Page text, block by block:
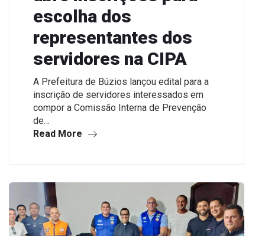
escolha dos
representantes dos
servidores na CIPA
A Prefeitura de Búzios lançou edital para a
inscrição de servidores interessados em
compor a Comissão Interna de Prevenção
de…
Read More